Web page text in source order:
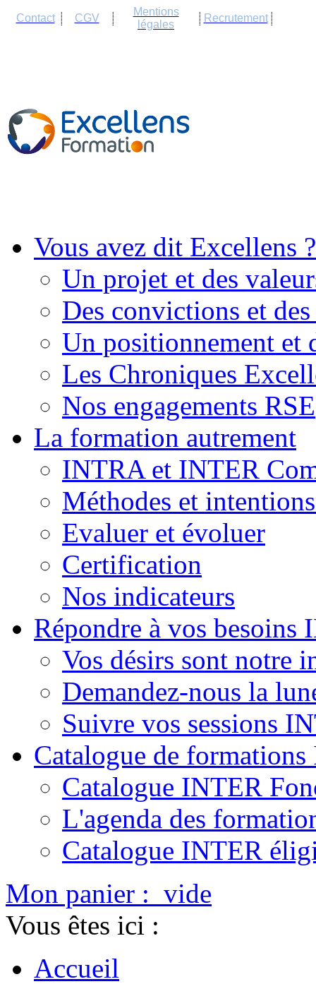
Contact CGV
Mentions
légales
Recrutement
Vous avez dit Excellens ?
Un projet et des
Des convictions et des
Un positionnement et
Les Chroniques
Nos engagements RSE
La formation autrement
INTRA et INTER
Méthodes et
Evaluer et évoluer
Certification
Nos indicateurs
Répondre à vos besoins
Vos désirs sont notre
Demandez-nous la
Suivre vos sessions
Catalogue de
Catalogue INTER
L'agenda des
Catalogue INTER
Mon panier : vide
Vous êtes ici :
Accueil